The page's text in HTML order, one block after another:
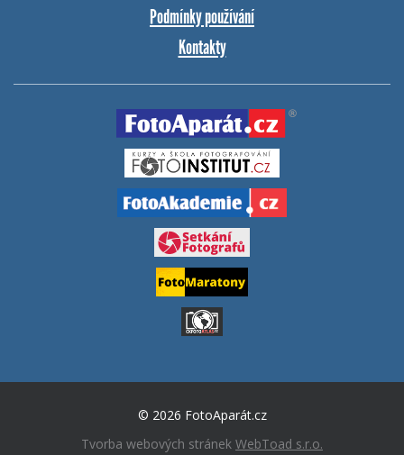
Podmínky používání
Kontakty
© 2026 FotoAparát.cz
Tvorba webových stránek WebToad s.r.o.